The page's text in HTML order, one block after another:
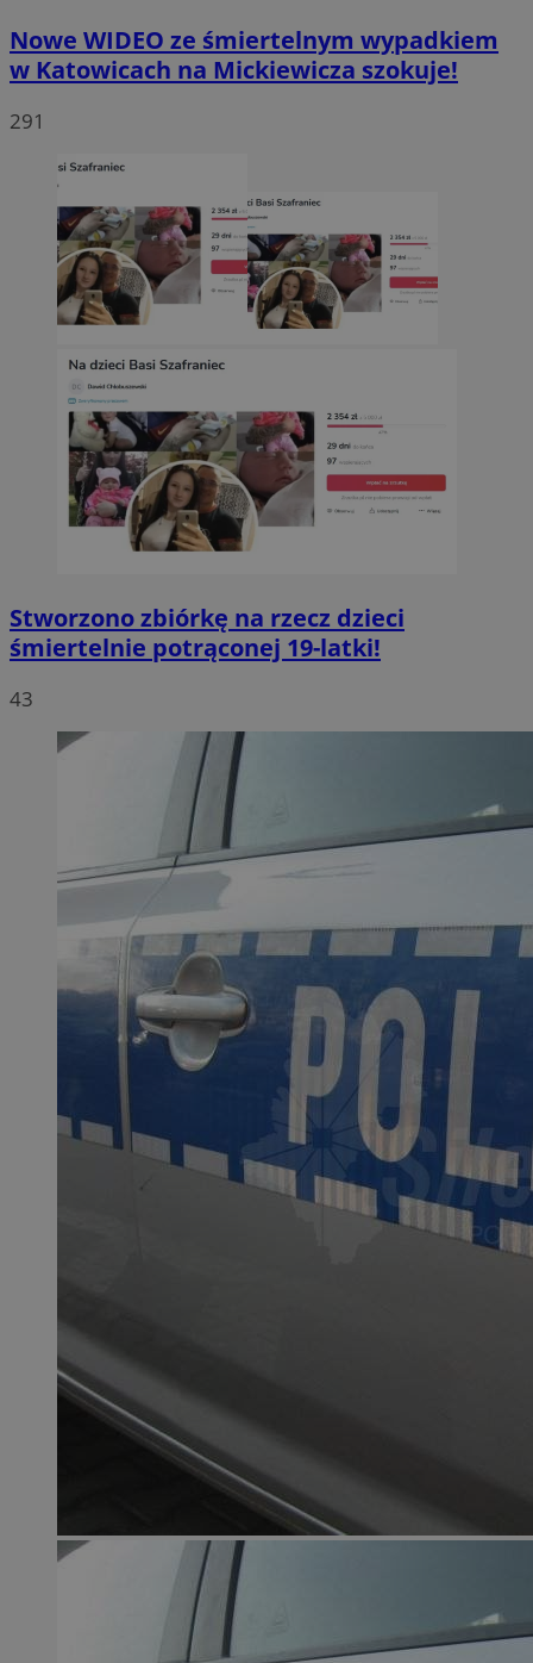
Nowe WIDEO ze śmiertelnym wypadkiem
w Katowicach na Mickiewicza szokuje!
291
Stworzono zbiórkę na rzecz dzieci
śmiertelnie potrąconej 19-latki!
43